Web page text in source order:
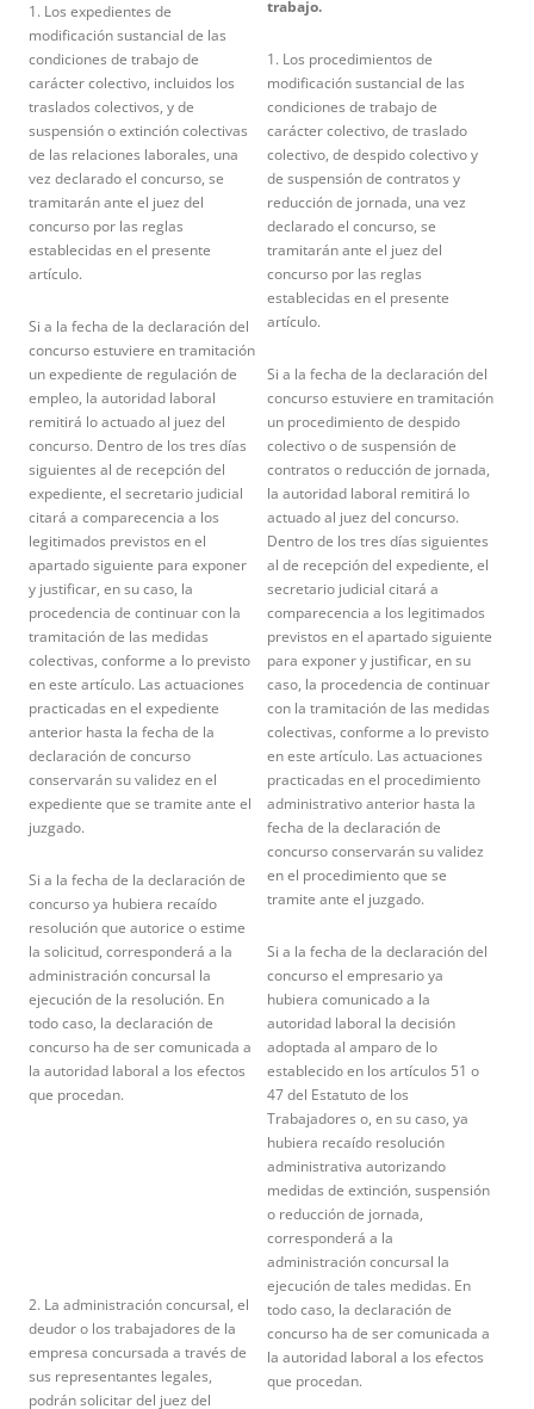
1. Los expedientes de
modificación sustancial de las
condiciones de trabajo de
carácter colectivo, incluidos los
traslados colectivos, y de
suspensión o extinción colectivas
de las relaciones laborales, una
vez declarado el concurso, se
tramitarán ante el juez del
concurso por las reglas
establecidas en el presente
artículo.
Si a la fecha de la declaración del
concurso estuviere en tramitación
un expediente de regulación de
empleo, la autoridad laboral
remitirá lo actuado al juez del
concurso. Dentro de los tres días
siguientes al de recepción del
expediente, el secretario judicial
citará a comparecencia a los
legitimados previstos en el
apartado siguiente para exponer
y justificar, en su caso, la
procedencia de continuar con la
tramitación de las medidas
colectivas, conforme a lo previsto
en este artículo. Las actuaciones
practicadas en el expediente
anterior hasta la fecha de la
declaración de concurso
conservarán su validez en el
expediente que se tramite ante el
juzgado.
Si a la fecha de la declaración de
concurso ya hubiera recaído
resolución que autorice o estime
la solicitud, corresponderá a la
administración concursal la
ejecución de la resolución. En
todo caso, la declaración de
concurso ha de ser comunicada a
la autoridad laboral a los efectos
que procedan.
2. La administración concursal, el
deudor o los trabajadores de la
empresa concursada a través de
sus representantes legales,
podrán solicitar del juez del
trabajo.
1. Los procedimientos de
modificación sustancial de las
condiciones de trabajo de
carácter colectivo, de traslado
colectivo, de despido colectivo y
de suspensión de contratos y
reducción de jornada, una vez
declarado el concurso, se
tramitarán ante el juez del
concurso por las reglas
establecidas en el presente
artículo.
Si a la fecha de la declaración del
concurso estuviere en tramitación
un procedimiento de despido
colectivo o de suspensión de
contratos o reducción de jornada,
la autoridad laboral remitirá lo
actuado al juez del concurso.
Dentro de los tres días siguientes
al de recepción del expediente, el
secretario judicial citará a
comparecencia a los legitimados
previstos en el apartado siguiente
para exponer y justificar, en su
caso, la procedencia de continuar
con la tramitación de las medidas
colectivas, conforme a lo previsto
en este artículo. Las actuaciones
practicadas en el procedimiento
administrativo anterior hasta la
fecha de la declaración de
concurso conservarán su validez
en el procedimiento que se
tramite ante el juzgado.
Si a la fecha de la declaración del
concurso el empresario ya
hubiera comunicado a la
autoridad laboral la decisión
adoptada al amparo de lo
establecido en los artículos 51 o
47 del Estatuto de los
Trabajadores o, en su caso, ya
hubiera recaído resolución
administrativa autorizando
medidas de extinción, suspensión
o reducción de jornada,
corresponderá a la
administración concursal la
ejecución de tales medidas. En
todo caso, la declaración de
concurso ha de ser comunicada a
la autoridad laboral a los efectos
que procedan.